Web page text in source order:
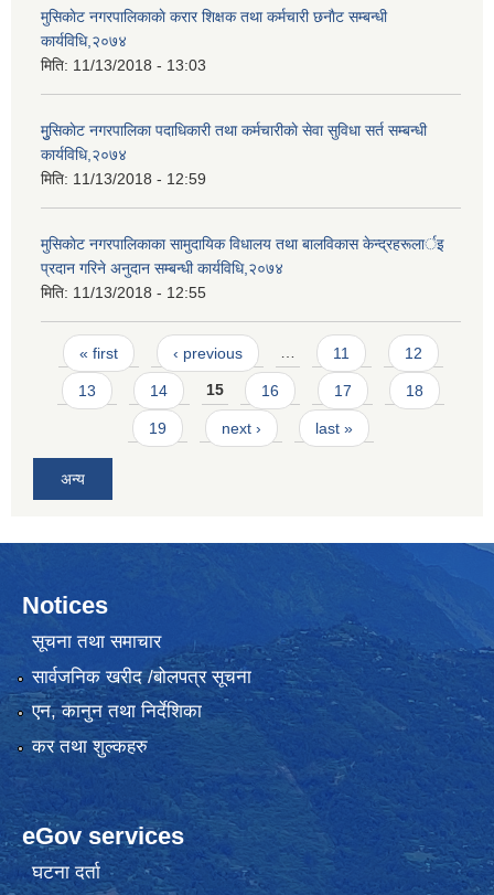
मुसिकाेट नगरपालिकाकाे करार शिक्षक तथा कर्मचारी छनाैट सम्बन्धी
कार्यविधि,२०७४
मिति: 11/13/2018 - 13:03
मुुसिकाेट नगरपालिका पदाधिकारी तथा कर्मचारीकाे सेवा सुविधा सर्त सम्बन्धी
कार्यविधि,२०७४
मिति: 11/13/2018 - 12:59
मुसिकाेट नगरपालिकाका सामुदायिक विधालय तथा बालविकास केन्द्रहरूलार्इ
प्रदान गरिने अनुदान सम्बन्धी कार्यविधि,२०७४
मिति: 11/13/2018 - 12:55
Pages
« first ‹ previous … 11 12
13 14 15 16 17 18
19 next › last »
अन्य
Notices
सूचना तथा समाचार
सार्वजनिक खरीद /बोलपत्र सूचना
एन, कानुन तथा निर्देशिका
कर तथा शुल्कहरु
eGov services
घटना दर्ता